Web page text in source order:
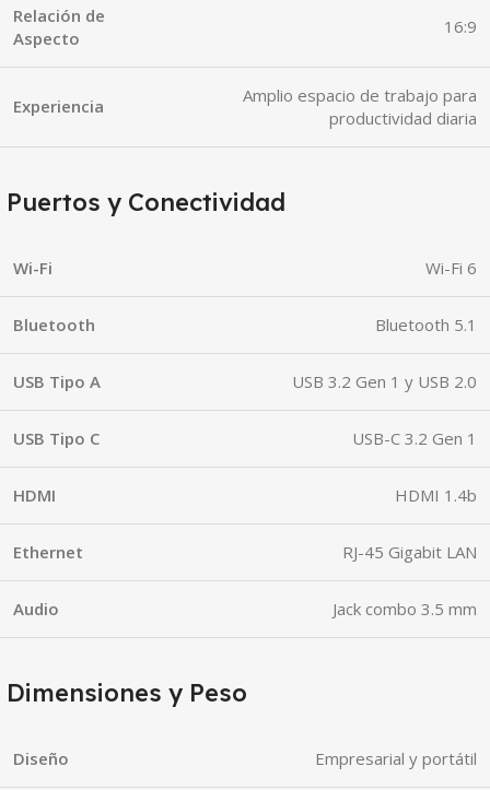
Relación de
Aspecto
16:9
Experiencia
Amplio espacio de trabajo para
productividad diaria
Puertos y Conectividad
Wi-Fi Wi-Fi 6
Bluetooth Bluetooth 5.1
USB Tipo A USB 3.2 Gen 1 y USB 2.0
USB Tipo C USB-C 3.2 Gen 1
HDMI HDMI 1.4b
Ethernet RJ-45 Gigabit LAN
Audio Jack combo 3.5 mm
Dimensiones y Peso
Diseño Empresarial y portátil